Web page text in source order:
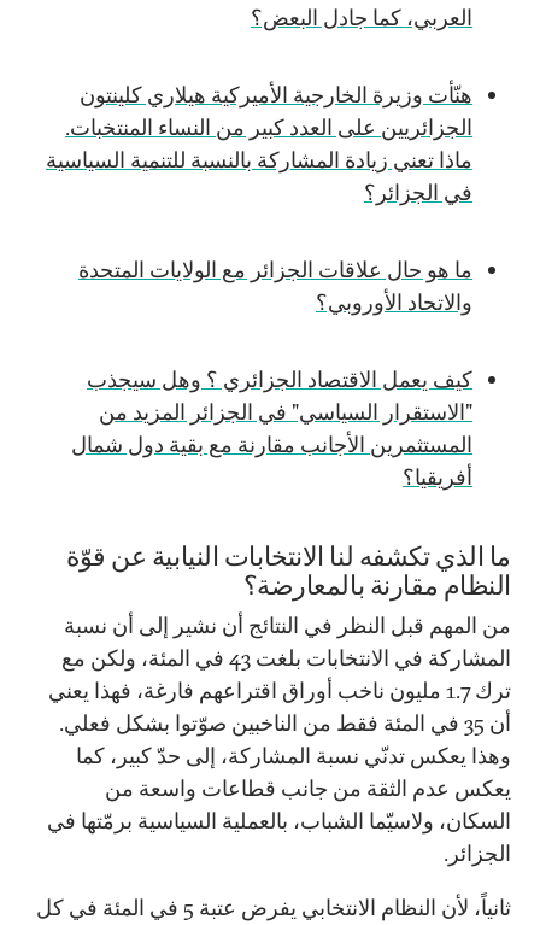
العربي، كما جادل البعض؟
هنّأت وزيرة الخارجية الأميركية هيلاري كلينتون
الجزائريين على العدد كبير من النساء المنتخبات.
ماذا تعني زيادة المشاركة بالنسبة للتنمية السياسية
في الجزائر؟
ما هو حال علاقات الجزائر مع الولايات المتحدة
والاتحاد الأوروبي؟
كيف يعمل الاقتصاد الجزائري ؟ وهل سيجذب
"الاستقرار السياسي" في الجزائر المزيد من
المستثمرين الأجانب مقارنة مع بقية دول شمال
أفريقيا؟
ما الذي تكشفه لنا الانتخابات النيابية عن قوّة
النظام مقارنة بالمعارضة؟
من المهم قبل النظر في النتائج أن نشير إلى أن نسبة
المشاركة في الانتخابات بلغت 43 في المئة، ولكن مع
ترك 1.7 مليون ناخب أوراق اقتراعهم فارغة، فهذا يعني
أن 35 في المئة فقط من الناخبين صوّتوا بشكل فعلي.
وهذا يعكس تدنّي نسبة المشاركة، إلى حدّ كبير، كما
يعكس عدم الثقة من جانب قطاعات واسعة من
السكان، ولاسيّما الشباب، بالعملية السياسية برمّتها في
الجزائر.
ثانياً، لأن النظام الانتخابي يفرض عتبة 5 في المئة في كل